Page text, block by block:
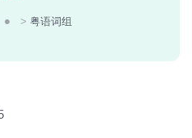
>粤语词组